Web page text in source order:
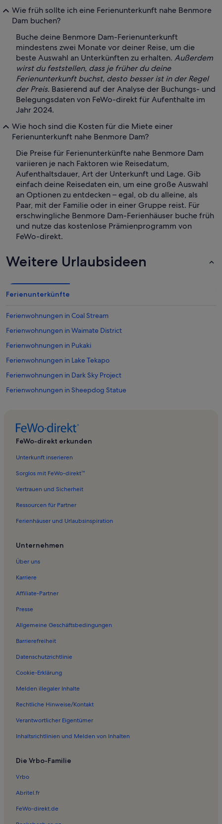
Wie früh sollte ich eine Ferienunterkunft nahe Benmore
Dam buchen?
Buche deine Benmore Dam-Ferienunterkunft
mindestens zwei Monate vor deiner Reise, um die
beste Auswahl an Unterkünften zu erhalten. Außerdem
wirst du feststellen, dass je früher du deine
Ferienunterkunft buchst, desto besser ist in der Regel
der Preis. Basierend auf der Analyse der Buchungs- und
Belegungsdaten von FeWo-direkt für Aufenthalte im
Jahr 2024.
Wie hoch sind die Kosten für die Miete einer
Ferienunterkunft nahe Benmore Dam?
Die Preise für Ferienunterkünfte nahe Benmore Dam
variieren je nach Faktoren wie Reisedatum,
Aufenthaltsdauer, Art der Unterkunft und Lage. Gib
einfach deine Reisedaten ein, um eine große Auswahl
an Optionen zu entdecken – egal, ob du alleine, als
Paar, mit der Familie oder in einer Gruppe reist. Für
erschwingliche Benmore Dam-Ferienhäuser buche früh
und nutze das kostenlose Prämienprogramm von
FeWo-direkt.
Weitere Urlaubsideen
Ferienunterkünfte
Ferienwohnungen in Coal Stream
Ferienwohnungen in Waimate District
Ferienwohnungen in Pukaki
Ferienwohnungen in Lake Tekapo
Ferienwohnungen in Dark Sky Project
Ferienwohnungen in Sheepdog Statue
Ferienwohnungen in Omarama
Ferienwohnungen in Mount John Observatory
Ferienwohnungen in Quailburn
Ferienwohnungen in Totara Peak Gallery
Ferienwohnungen in Twizel
Ferienwohnungen in Burkes Pass
Ferienwohnungen in Ladybird Hill Vineyard
Ferienwohnungen in Totara Peak
Ferienwohnungen in Hot Tubs Omarama
Ferienwohnungen in Otematata
Ferienwohnungen in Albury
Ferienwohnungen in Lake Pukaki
Ferienwohnungen in Waimate
FeWo-direkt erkunden
Unterkunft inserieren
Sorglos mit FeWo-direkt™
Vertrauen und Sicherheit
Ressourcen für Partner
Ferienhäuser und Urlaubsinspiration
Unternehmen
Über uns
Karriere
Affiliate-Partner
Presse
Allgemeine Geschäftsbedingungen
Barrierefreiheit
Datenschutzrichtlinie
Cookie-Erklärung
Melden illegaler Inhalte
Rechtliche Hinweise/Kontakt
Verantwortlicher Eigentümer
Inhaltsrichtlinien und Melden von Inhalten
Die Vrbo-Familie
Vrbo
Abritel.fr
FeWo-direkt.de